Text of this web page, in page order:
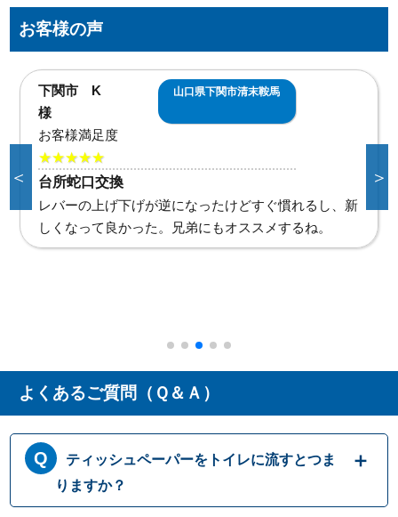
お客様の声
下関市 K
様
山口県下関市清末鞍馬
お客様満足度
★★★★★
台所蛇口交換
レバーの上げ下げが逆になったけどすぐ慣れるし、新
しくなって良かった。兄弟にもオススメするね。
＜ ＞
よくあるご質問（Ｑ＆Ａ）
ティッシュペーパーをトイレに流すとつま
りますか？